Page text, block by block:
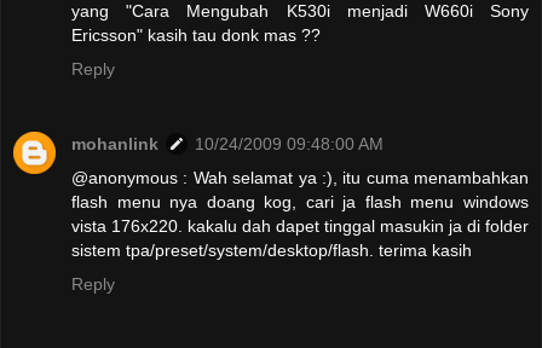
yang "Cara Mengubah K530i menjadi W660i Sony
Ericsson" kasih tau donk mas ??
Reply
mohanlink
10/24/2009 09:48:00 AM
@anonymous : Wah selamat ya :), itu cuma menambahkan
flash menu nya doang kog, cari ja flash menu windows
vista 176x220. kakalu dah dapet tinggal masukin ja di folder
sistem tpa/preset/system/desktop/flash. terima kasih
Reply